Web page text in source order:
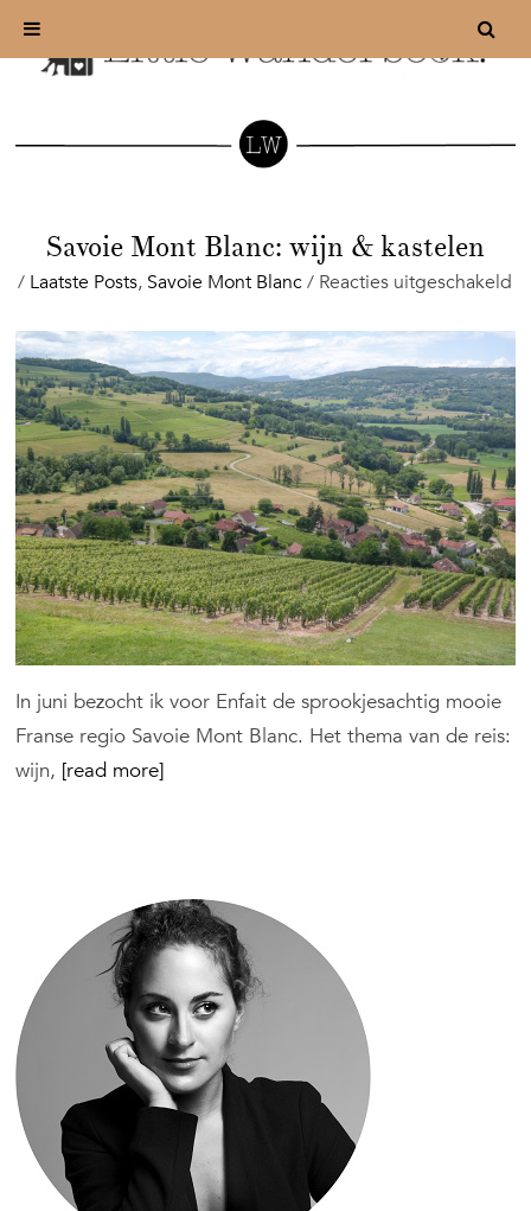
Savoie Mont Blanc: wijn & kastelen
/ Laatste Posts, Savoie Mont Blanc/ Reacties uitgeschakeld
&
In juni bezocht ik voor Enfait de sprookjesachtig mooie
Franse regio Savoie Mont Blanc. Het thema van de reis:
wijn, [read more]